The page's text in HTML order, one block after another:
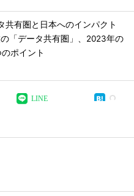
共有圏と日本へのインパクト
の「データ共有圏」、2023年の
ポイント
LINE